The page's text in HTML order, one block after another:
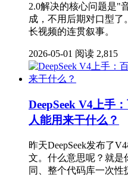
2.0解决的核心问题是
成，不用后期对口型了
长视频的连贯叙事。
2026-05-01 阅读 2,815
DeepSeek V4上手
人能用来干什么？
昨天DeepSeek发布了
文。什么意思呢？就是
同、整个代码库一次性